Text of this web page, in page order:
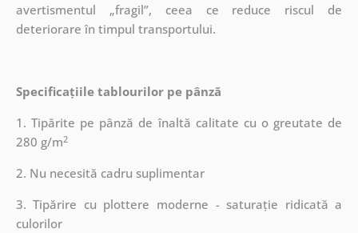
avertismentul „fragil”, ceea ce reduce riscul de
deteriorare în timpul transportului.
Specificațiile tablourilor pe pânză
1. Tipărite pe pânză de înaltă calitate cu o greutate de
280 g/m2
2. Nu necesită cadru suplimentar
3. Tipărire cu plottere moderne - saturație ridicată a
culorilor